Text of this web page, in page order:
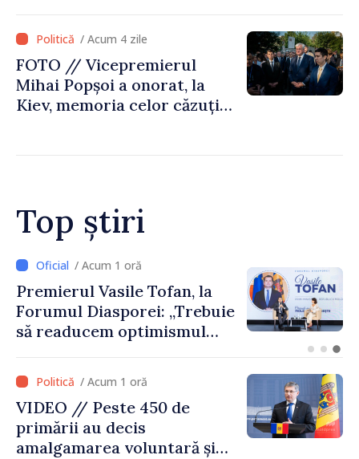
/ Acum 4 zile
FOTO // Vicepremierul
Mihai Popșoi a onorat, la
Kiev, memoria celor căzuți
Top știri
/ Acum 1 oră
CNAS a finanțat plata
indemnizațiilor pentru
familiile cu copii și a celor
temporară de muncă
/ Acum 1 oră
VIDEO // Peste 450 de
primării au decis
amalgamarea voluntară și